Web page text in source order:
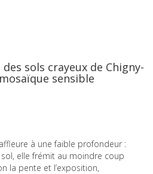
sols crayeux de Chigny-
sensible
à une faible profondeur :
elle frémit au moindre coup
la pente et l’exposition,